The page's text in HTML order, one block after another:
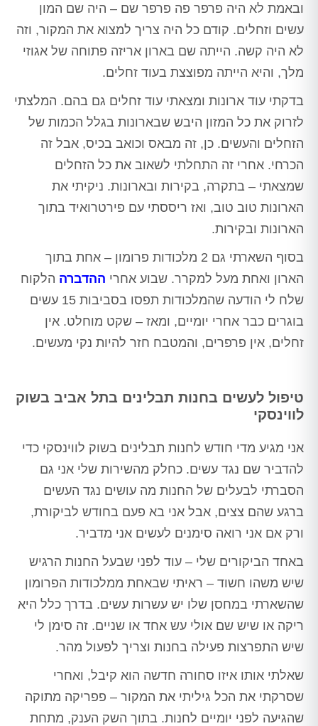
ובאמת לא היה פרפר פה פרפר שם – היה שם המון
עשים וזחלים. קודם כל היה צריך למצוא את המקור, וזה
לא היה קשה. הייתה שם בארון אריזה פתוחה של אגוזי
מלך, והיא הייתה מפוצצת בעוד זחלים.
בדקתי עוד ארונות ומצאתי עוד זחלים גם בהם. המלצתי
לזרוק את כל המזון היבש שבארונות בגלל הכמות של
הזחלים והעשים. כן, זה מבאס וכואב בכיס, אבל זה
הכרחי. אחרי זה התחלתי לשאוב את כל הזחלים
שמצאתי – בתקרה, בקירות ובארונות. ניקיתי את
הארונות טוב טוב, ואז ריססתי עם פירטרואיד בתוך
הארונות ובקירות.
בסוף השארתי גם 2 מלכודות פרומון – אחת בתוך
הארון ואחת מעל למקרר. שבוע אחרי ההדברה הלקוח
שלח לי הודעה שהמלכודות תפסו בסביבות 15 עשים
בוגרים כבר אחרי יומיים, ומאז – שקט מוחלט. אין
זחלים, אין פרפרים, והמטבח חזר להיות נקי מעשים.
טיפול לעשים בחנות תבלינים בתל אביב בשוק
לווינסקי
אני מגיע מדי חודש לחנות תבלינים בשוק לווינסקי כדי
להדביר שם נגד עשים. כחלק מהשירות שלי אני גם
הסברתי לבעלים של החנות מה עושים נגד העשים
ברגע שהם צצים, אבל אני בא פעם בחודש לביקורת,
ורק אם אני רואה סימנים לעשים אני מדביר.
באחד הביקורים שלי – עוד לפני שבעל החנות הרגיש
שיש משהו חשוד – ראיתי שבאחת ממלכודות הפרומון
שהשארתי במחסן שלו יש עשרות עשים. בדרך כלל היא
ריקה או שיש שם אולי עש אחד או שניים. זה סימן לי
שיש התפרצות פעילה בחנות וצריך לפעול מהר.
שאלתי אותו איזו סחורה חדשה הוא קיבל, ואחרי
שסרקתי את הכל גיליתי את המקור – פפריקה מתוקה
שהגיעה לפני יומיים לחנות. בתוך השק הענק, מתחת